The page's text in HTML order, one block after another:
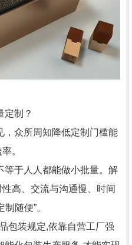
制？
众所周知降低定制门槛能
。
于人人都能做小批量。解
高、交流与沟通慢、时间
随便”。
包装规定,依靠自营工厂强